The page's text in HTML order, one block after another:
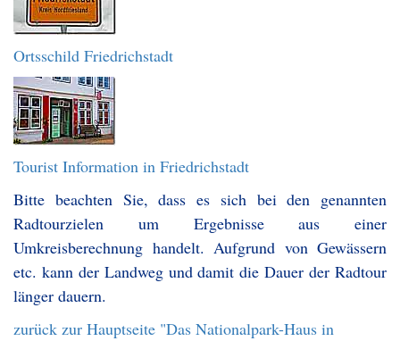
Ortsschild Friedrichstadt
Tourist Information in Friedrichstadt
Bitte beachten Sie, dass es sich bei den genannten
Radtourzielen um Ergebnisse aus einer
Umkreisberechnung handelt. Aufgrund von Gewässern
etc. kann der Landweg und damit die Dauer der Radtour
länger dauern.
zurück zur Hauptseite "Das Nationalpark-Haus in